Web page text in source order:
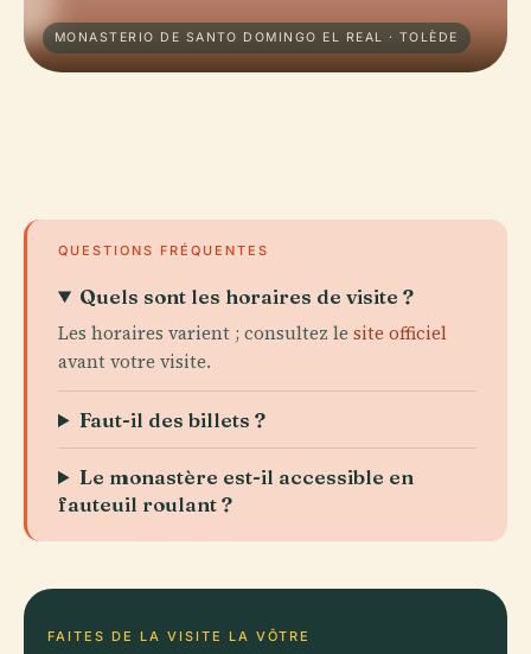
MONASTERIO DE SANTO DOMINGO EL REAL · TOLÈDE
QUESTIONS FRÉQUENTES
Quels sont les horaires de visite ?
Les horaires varient ; consultez le site officiel
avant votre visite.
Faut-il des billets ?
Le monastère est-il accessible en
fauteuil roulant ?
FAITES DE LA VISITE LA VÔTRE